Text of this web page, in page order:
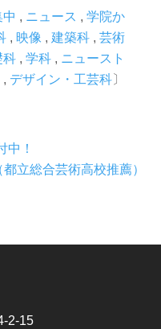
, ニュース , 学院か
, 映像 , 建築科 , 芸術
科 , 学科 , ニュースト
, デザイン・工芸科 〕
中！
立総合芸術高校推薦）
2-15